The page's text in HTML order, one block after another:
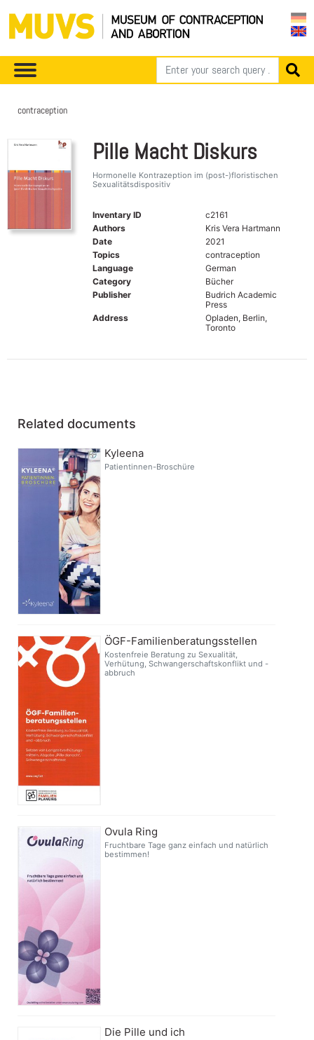
contraception
Pille Macht Diskurs
Hormonelle Kontrazeption im (post-)floristischen
Sexualitätsdispositiv
Inventary ID
c2161
Authors
Kris Vera Hartmann
Date
2021
Topics
contraception
Language
German
Category
Bücher
Publisher
Budrich Academic
Press
Address
Opladen, Berlin,
Toronto
Related documents
Kyleena
Patientinnen-Broschüre
ÖGF-Familienberatungsstellen
Kostenfreie Beratung zu Sexualität,
Verhütung, Schwangerschaftskonflikt und -
abbruch
Ovula Ring
Fruchtbare Tage ganz einfach und natürlich
bestimmen!
Die Pille und ich